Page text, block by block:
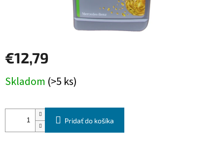
€12,79
cena:
Skladom (>5 ks)
Pridať do košíka